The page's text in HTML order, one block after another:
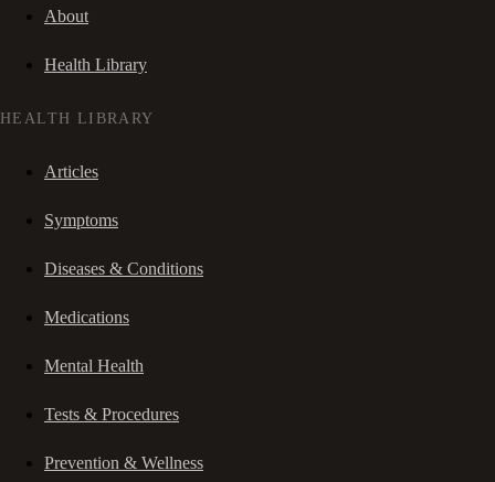
About
Health Library
HEALTH LIBRARY
Articles
Symptoms
Diseases & Conditions
Medications
Mental Health
Tests & Procedures
Prevention & Wellness